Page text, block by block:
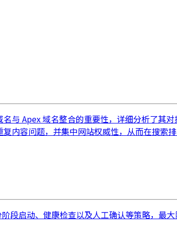
Apex 域名整合的重要性，详细分析了其
内容问题，并集中网站权威性，从而在搜索
段启动、健康检查以及人工确认等策略，最